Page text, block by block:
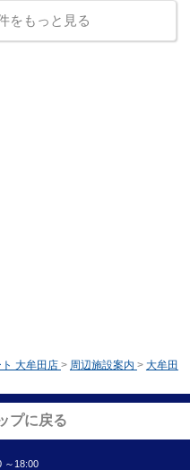
をもっと見る
大牟田店 > 周辺施設案内 > 大牟田
プに戻る
～18:00